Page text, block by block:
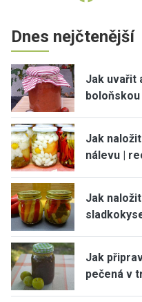
Dnes nejčtenější
Jak uvařit
Jak
nálevu |
Jak
Jak
pečená v